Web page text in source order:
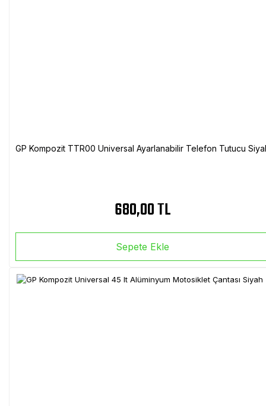
GP Kompozit TTR00 Universal Ayarlanabilir Telefon Tutucu
680,00 TL
Sepete Ekle